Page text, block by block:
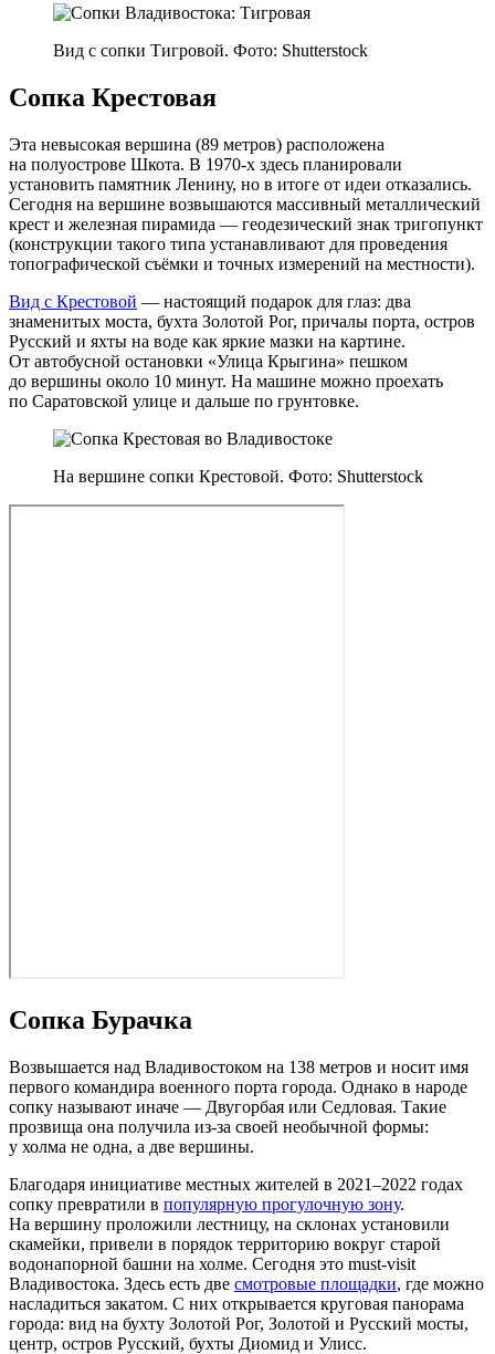
Вид с сопки Тигровой. Фото: Shutterstock
Сопка Крестовая
Эта невысокая вершина (89 метров) расположена
на полуострове Шкота. В 1970‑х здесь планировали
установить памятник Ленину, но в итоге от идеи отказались.
Сегодня на вершине возвышаются массивный металлический
крест и железная пирамида — геодезический знак тригопункт
(конструкции такого типа устанавливают для проведения
топографической съёмки и точных измерений на местности).
Вид с Крестовой — настоящий подарок для глаз: два
знаменитых моста, бухта Золотой Рог, причалы порта, остров
Русский и яхты на воде как яркие мазки на картине.
От автобусной остановки «Улица Крыгина» пешком
до вершины около 10 минут. На машине можно проехать
по Саратовской улице и дальше по грунтовке.
На вершине сопки Крестовой. Фото: Shutterstock
Сопка Бурачка
Возвышается над Владивостоком на 138 метров и носит имя
первого командира военного порта города. Однако в народе
сопку называют иначе — Двугорбая или Седловая. Такие
прозвища она получила из‑за своей необычной формы:
у холма не одна, а две вершины.
Благодаря инициативе местных жителей в 2021–2022 годах
сопку превратили в популярную прогулочную зону.
На вершину проложили лестницу, на склонах установили
скамейки, привели в порядок территорию вокруг старой
водонапорной башни на холме. Сегодня это must-visit
Владивостока. Здесь есть две смотровые площадки, где можно
насладиться закатом. С них открывается круговая панорама
города: вид на бухту Золотой Рог, Золотой и Русский мосты,
центр, остров Русский, бухты Диомид и Улисс.